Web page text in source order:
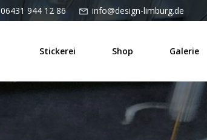
06431 944 12 86 info@design-limburg.de
Stickerei Shop Galerie